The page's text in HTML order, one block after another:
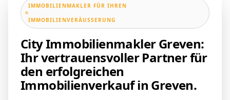
IMMOBILIENMAKLER FÜR IHREN
IMMOBILIENVERÄUSSERUNG
City Immobilienmakler Greven:
Ihr vertrauensvoller Partner für
den erfolgreichen
Immobilienverkauf in Greven.